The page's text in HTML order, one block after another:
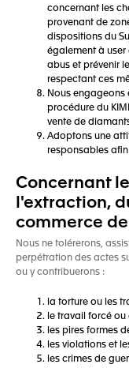
concernant les
provenant de
dispositions du
également à user
abus et prévenir
respectant ces
Nous engageons
procédure du
vente de
Adoptons une
responsables
Concernant
l'extraction,
commerce
Nous ne tolérerons,
perpétration des actes
ou y contribuerons :
la torture ou les
le travail forcé
les pires formes
les violations et
les crimes de